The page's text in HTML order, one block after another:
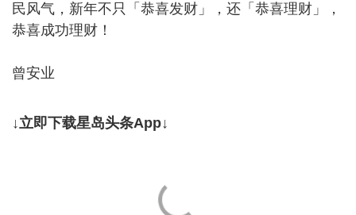
民风气，新年不只「恭喜发财」，还「恭喜理财」，
恭喜成功理财！
曾安业
↓立即下载星岛头条App↓